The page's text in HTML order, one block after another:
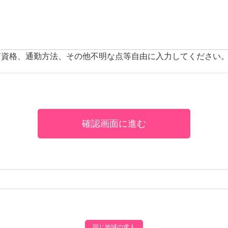
格、通勤方法、その他不明な点等自由に入力してください